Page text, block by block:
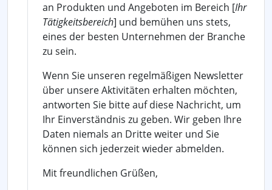
an Produkten und Angeboten im Bereich [Ihr
Tätigkeitsbereich] und bemühen uns stets,
eines der besten Unternehmen der Branche
zu sein.
Wenn Sie unseren regelmäßigen Newsletter
über unsere Aktivitäten erhalten möchten,
antworten Sie bitte auf diese Nachricht, um
Ihr Einverständnis zu geben. Wir geben Ihre
Daten niemals an Dritte weiter und Sie
können sich jederzeit wieder abmelden.
Mit freundlichen Grüßen,